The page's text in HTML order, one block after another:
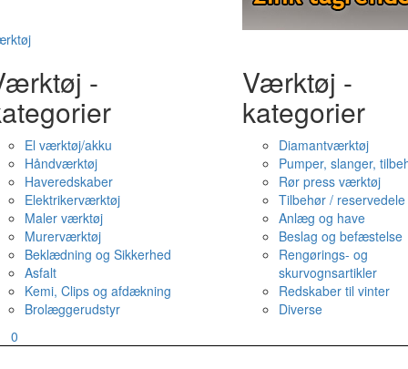
-
El værktøj/akku
Håndværktøj
Haveredskaber
Elektrikerværktøj
Maler værktøj
Murerværktøj
Beklædning og Sikkerhed
Asfalt
Kemi, Clips og afdækning
Brolæggerudstyr
Værktøj -
kategorier
Diamantværktøj
Pumper, slanger,
Rør press værktøj
Tilbehør / reservedele
Anlæg og have
Beslag og befæstelse
Rengørings- og
skurvognsartikler
Redskaber til vinter
Diverse
0